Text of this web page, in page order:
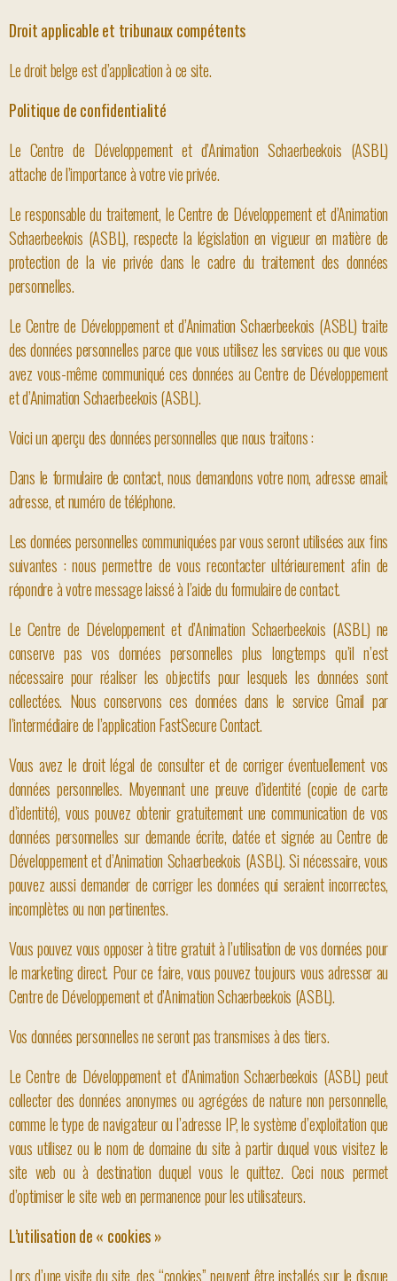
Droit applicable et tribunaux compétents
Le droit belge est d’application à ce site.
Politique de confidentialité
Le Centre de Développement et d’Animation Schaerbeekois (ASBL)
attache de l’importance à votre vie privée.
Le responsable du traitement, le Centre de Développement et d’Animation
Schaerbeekois (ASBL), respecte la législation en vigueur en matière de
protection de la vie privée dans le cadre du traitement des données
personnelles.
Le Centre de Développement et d’Animation Schaerbeekois (ASBL) traite
des données personnelles parce que vous utilisez les services ou que vous
avez vous-même communiqué ces données au Centre de Développement
et d’Animation Schaerbeekois (ASBL).
Voici un aperçu des données personnelles que nous traitons :
Dans le formulaire de contact, nous demandons votre nom, adresse email;
adresse, et numéro de téléphone.
Les données personnelles communiquées par vous seront utilisées aux fins
suivantes : nous permettre de vous recontacter ultérieurement afin de
répondre à votre message laissé à l’aide du formulaire de contact.
Le Centre de Développement et d’Animation Schaerbeekois (ASBL) ne
conserve pas vos données personnelles plus longtemps qu’il n’est
nécessaire pour réaliser les objectifs pour lesquels les données sont
collectées. Nous conservons ces données dans le service Gmail par
l’intermédiaire de l’application FastSecure Contact.
Vous avez le droit légal de consulter et de corriger éventuellement vos
données personnelles. Moyennant une preuve d’identité (copie de carte
d’identité), vous pouvez obtenir gratuitement une communication de vos
données personnelles sur demande écrite, datée et signée au Centre de
Développement et d’Animation Schaerbeekois (ASBL). Si nécessaire, vous
pouvez aussi demander de corriger les données qui seraient incorrectes,
incomplètes ou non pertinentes.
Vous pouvez vous opposer à titre gratuit à l’utilisation de vos données pour
le marketing direct. Pour ce faire, vous pouvez toujours vous adresser au
Centre de Développement et d’Animation Schaerbeekois (ASBL).
Vos données personnelles ne seront pas transmises à des tiers.
Le Centre de Développement et d’Animation Schaerbeekois (ASBL) peut
collecter des données anonymes ou agrégées de nature non personnelle,
comme le type de navigateur ou l’adresse IP, le système d’exploitation que
vous utilisez ou le nom de domaine du site à partir duquel vous visitez le
site web ou à destination duquel vous le quittez. Ceci nous permet
d’optimiser le site web en permanence pour les utilisateurs.
L’utilisation de « cookies »
Lors d’une visite du site, des “cookies” peuvent être installés sur le disque